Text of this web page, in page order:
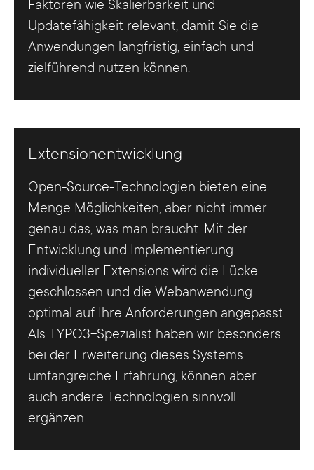
Faktoren wie Skalierbarkeit und
Updatefähigkeit relevant, damit Sie die
Anwendungen langfristig, einfach und
zielführend nutzen können.
Extensionentwicklung
Open-Source-Technologien bieten eine
Menge Möglichkeiten, aber nicht immer
genau das, was man braucht. Mit der
Entwicklung und Implementierung
individueller Extensions wird die Lücke
geschlossen und die Webanwendung
optimal auf Ihre Anforderungen angepasst.
Als TYPO3-Spezialist haben wir besonders
bei der Erweiterung dieses Systems
umfangreiche Erfahrung, können aber
auch andere Technologien sinnvoll
ergänzen.